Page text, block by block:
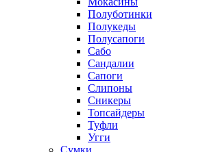
Полуботинки
Полукеды
Полусапоги
Сабо
Сандалии
Сапоги
Слипоны
Сникеры
Топсайдеры
Туфли
Угги
Сумки